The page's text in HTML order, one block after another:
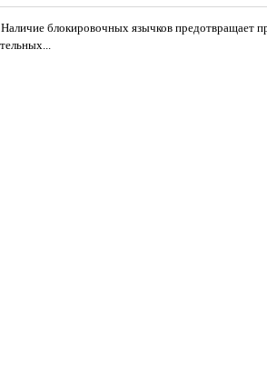
блокировочных язычков предотвращает